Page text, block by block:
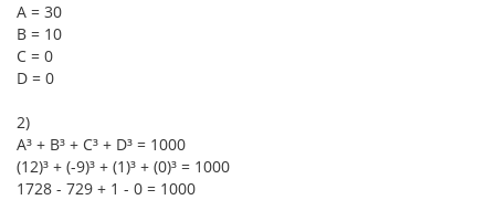
A = 30
B = 10
C = 0
D = 0
2)
A³ + B³ + C³ + D³ = 1000
(12)³ + (-9)³ + (1)³ + (0)³ = 1000
1728 - 729 + 1 - 0 = 1000